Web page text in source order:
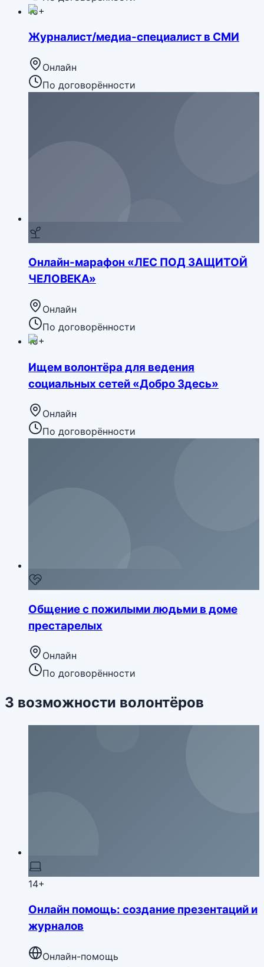
16+
Журналист/медиа-специалист в СМИ
Онлайн
По договорённости
Онлайн-марафон «ЛЕС ПОД ЗАЩИТОЙ
ЧЕЛОВЕКА»
Онлайн
По договорённости
18+
Ищем волонтёра для ведения
социальных сетей «Добро Здесь»
Онлайн
По договорённости
Общение с пожилыми людьми в доме
престарелых
Онлайн
По договорённости
3 возможности волонтёров
14+
Онлайн помощь: создание презентаций и
журналов
Онлайн-помощь